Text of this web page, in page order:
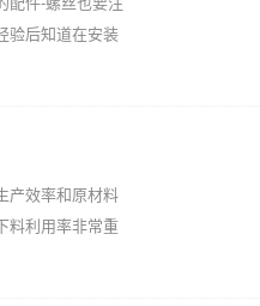
验后知道在安装
产效率和原材料
料利用率非常重